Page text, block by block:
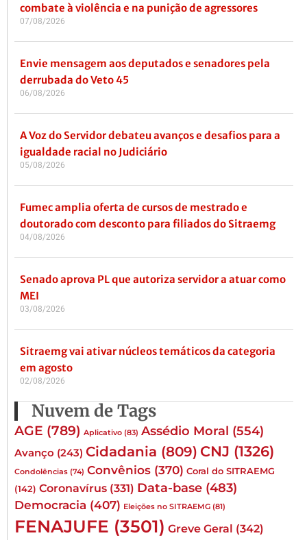
combate à violência e na punição de agressores
07/08/2026
Envie mensagem aos deputados e senadores pela
derrubada do Veto 45
06/08/2026
A Voz do Servidor debateu avanços e desafios para a
igualdade racial no Judiciário
05/08/2026
Fumec amplia oferta de cursos de mestrado e
doutorado com desconto para filiados do Sitraemg
04/08/2026
Senado aprova PL que autoriza servidor a atuar como
MEI
03/08/2026
Sitraemg vai ativar núcleos temáticos da categoria
em agosto
02/08/2026
Nuvem de Tags
AGE (789) Aplicativo (83) Assédio Moral (554)
Avanço (243) Cidadania (809) CNJ (1326)
Condolências (74) Convênios (370) Coral do SITRAEMG
(142) Coronavírus (331) Data-base (483)
Democracia (407) Eleições no SITRAEMG (81)
FENAJUFE (3501) Greve Geral (342)